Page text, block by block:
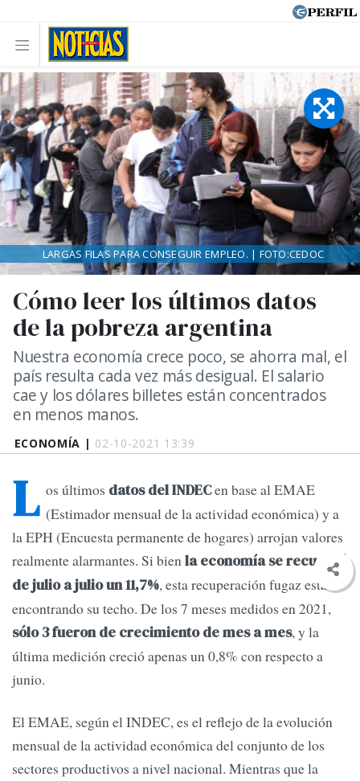
ECONOMÍA | 02-10-2021 13:39
Cómo leer los últimos datos
de la pobreza argentina
Nuestra economía crece poco, se ahorra mal, el
país resulta cada vez más desigual. El salario
cae y los dólares billetes están concentrados
en menos manos.
LARGAS FILAS PARA CONSEGUIR EMPLEO. | FOTO:CEDOC
L os últimos datos del INDECen base al EMAE
(Estimador mensual de la actividad económica) y a
la EPH (Encuesta permanente de hogares) arrojan valores
realmente alarmantes. Si bienla economía se recuperó
de julio a julio un 11,7%, esta recuperación fugaz está
encontrando su techo. De los 7 meses medidos en 2021,
sólo 3 fueron de crecimiento de mes a mes, y la
última medición creció apenas un 0,8% con respecto a
junio.
El EMAE, según el INDEC, es el reflejo de la evolución
mensual de la actividad económica del conjunto de los
sectores productivos a nivel nacional. Mientras que la